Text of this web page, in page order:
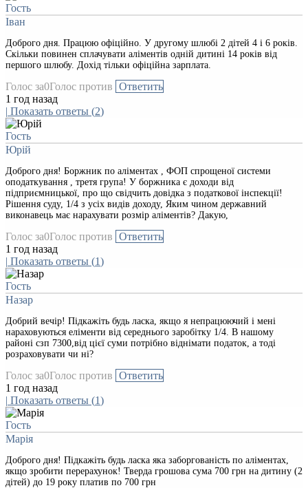
Гость
Іван
Доброго дня. Працюю офіційно. У другому шлюбі 2 дітей 4 і 6 років.
Скільки повинен сплачувати аліментів одній дитині 14 років від
першого шлюбу. Дохід тільки офіційна зарплата.
Голос за0Голос против Ответить
1 год назад
| Показать ответы (2)
Гость
Юрій
Доброго дня! Боржник по аліментах , ФОП спрощеної системи
оподаткування , третя група! У боржника є доходи від
підприємницької, про що свідчить довідка з податкової інспекції!
Рішення суду, 1/4 з усіх видів доходу, Яким чином державний
виконавець має нарахувати розмір аліментів? Дакую,
Голос за0Голос против Ответить
1 год назад
| Показать ответы (1)
Гость
Назар
Добрий вечір! Підкажіть будь ласка, якщо я непрацюючий і мені
нараховуються еліменти від середнього заробітку 1/4. В нашому
районі сзп 7300,від цієї суми потрібно віднімати податок, а тоді
розраховувати чи ні?
Голос за0Голос против Ответить
1 год назад
| Показать ответы (1)
Гость
Марія
Доброго дня! Підкажіть будь ласка яка заборгованість по аліментах,
якщо зробити перерахунок! Тверда грошова сума 700 грн на дитину (2
дітей) до 19 року платив по 700 грн